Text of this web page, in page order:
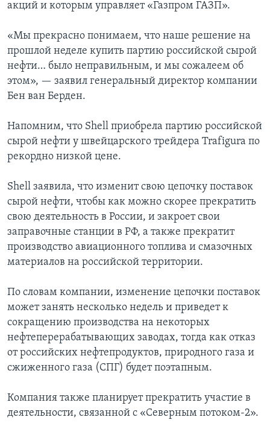
акций и которым управляет «Газпром ГАЗП».
«Мы прекрасно понимаем, что наше решение на
прошлой неделе купить партию российской сырой
нефти… было неправильным, и мы сожалеем об
этом», — заявил генеральный директор компании
Бен ван Берден.
Напомним, что Shell приобрела партию российской
сырой нефти у швейцарского трейдера Trafigura по
рекордно низкой цене.
Shell заявила, что изменит свою цепочку поставок
сырой нефти, чтобы как можно скорее прекратить
свою деятельность в России, и закроет свои
заправочные станции в РФ, а также прекратит
производство авиационного топлива и смазочных
материалов на российской территории.
По словам компании, изменение цепочки поставок
может занять несколько недель и приведет к
сокращению производства на некоторых
нефтеперерабатывающих заводах, тогда как отказ
от российских нефтепродуктов, природного газа и
сжиженного газа (СПГ) будет поэтапным.
Компания также планирует прекратить участие в
деятельности, связанной с «Северным потоком-2».